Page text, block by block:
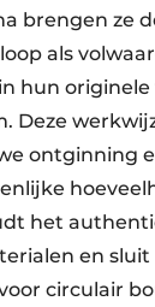
brengen ze
als
hun
Deze
ontginning
het
en sluit
circulair